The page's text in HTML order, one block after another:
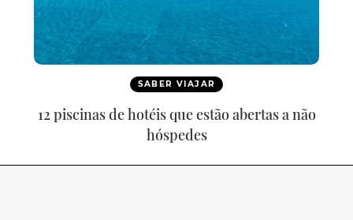
SABER VIAJAR
12 piscinas de hotéis que estão abertas a não
hóspedes